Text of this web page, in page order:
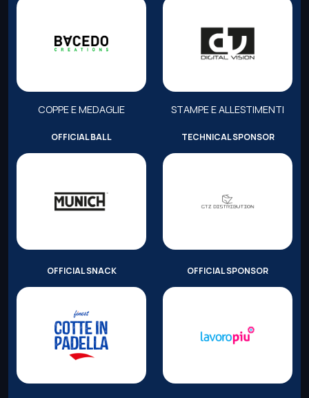
COPPE E MEDAGLIE STAMPE E ALLESTIMENTI
OFFICIAL BALL TECHNICAL SPONSOR
OFFICIAL SNACK OFFICIAL SPONSOR